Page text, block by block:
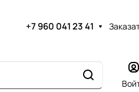
+7 960 041 23 41